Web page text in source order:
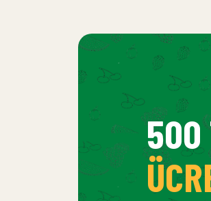
500